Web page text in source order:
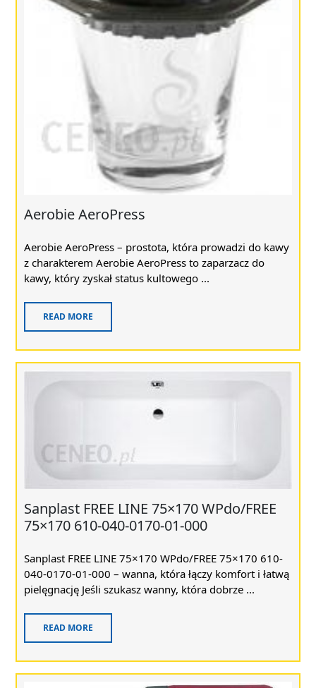
Aerobie AeroPress
Aerobie AeroPress – prostota, która prowadzi do kawy
z charakterem Aerobie AeroPress to zaparzacz do
kawy, który zyskał status kultowego ...
READ MORE
Sanplast FREE LINE 75×170 WPdo/FREE
75×170 610-040-0170-01-000
Sanplast FREE LINE 75×170 WPdo/FREE 75×170 610-
040-0170-01-000 – wanna, która łączy komfort i łatwą
pielęgnację Jeśli szukasz wanny, która dobrze ...
READ MORE